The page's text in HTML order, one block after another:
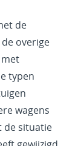
de
overige
typen
wagens
de situatie